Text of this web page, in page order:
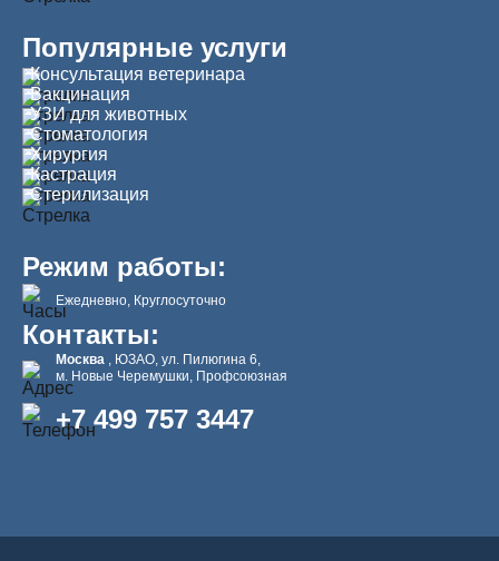
Популярные услуги
Консультация ветеринара
Вакцинация
УЗИ для животных
Стоматология
Хирургия
Кастрация
Стерилизация
Режим работы:
Ежедневно, Круглосуточно
Контакты:
Москва , ЮЗАО, ул. Пилюгина 6,
м. Новые Черемушки, Профсоюзная
+7 499 757 3447